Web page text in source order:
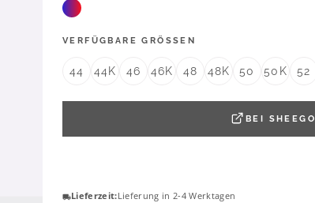
VERFÜGBARE GRÖSSEN
44 44K 46 46K 48 48K 50 50K 52
BEI SHEEGO
Lieferzeit:Lieferung in 2-4 Werktagen